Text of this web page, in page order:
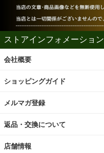
ストアインフォメーション
会社概要
ショッピングガイド
メルマガ登録
返品・交換について
店舗情報